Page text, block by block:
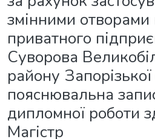
змінними отворами
приватного
Суворова
району Запорізької
пояснювальна
дипломної роботи
Магістр